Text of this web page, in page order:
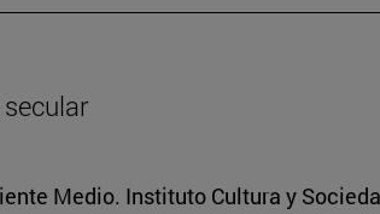
Medio. Instituto Cultura y